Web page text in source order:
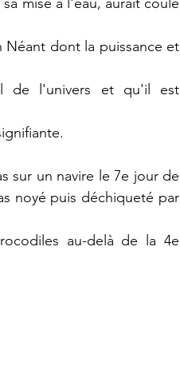
dont la puissance et
de l'univers et qu'il est
sur un navire le 7e jour de
noyé puis déchiqueté par
au-delà de la 4e